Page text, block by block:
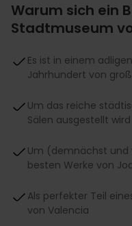
Warum sich ein
Stadtmuseum
Es ist in einem
Jahrhundert von
Um das reiche
Sälen ausgestellt wird
Um (demnächst und
besten Werke von
Als perfekter Teil
von Valencia